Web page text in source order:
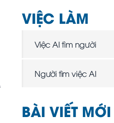
VIỆC LÀM
Việc AI tìm người
Người tìm việc AI
BÀI VIẾT MỚI